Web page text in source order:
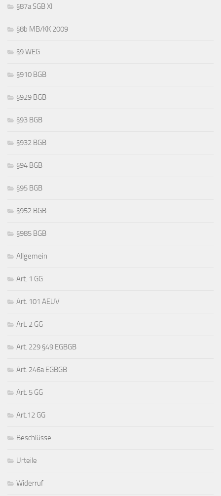
§87a SGB XI
§8b MB/KK 2009
§9 WEG
§910 BGB
§929 BGB
§93 BGB
§932 BGB
§94 BGB
§95 BGB
§952 BGB
§985 BGB
Allgemein
Art. 1 GG
Art. 101 AEUV
Art. 2 GG
Art. 229 §49 EGBGB
Art. 246a EGBGB
Art. 5 GG
Art.12 GG
Beschlüsse
Urteile
Widerruf